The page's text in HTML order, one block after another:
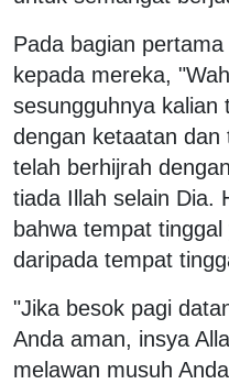
Pada bagian
kepada mereka,
sesungguhnya kalian
dengan ketaatan dan
telah berhijrah
tiada Illah selain Dia.
bahwa tempat
daripada tempat
"Jika besok pagi
Anda aman, insya
melawan musuh